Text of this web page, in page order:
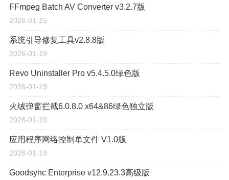
FFmpeg Batch AV Converter v3.2.7版
2026-01-15
系统引导修复工具v2.8.8版
2026-01-19
Revo Uninstaller Pro v5.4.5.0绿色版
2026-01-19
火绒弹窗拦截6.0.8.0 x64&86绿色独立版
2026-01-19
应用程序网络控制单文件 V1.0版
2026-01-19
Goodsync Enterprise v12.9.23.3高级版